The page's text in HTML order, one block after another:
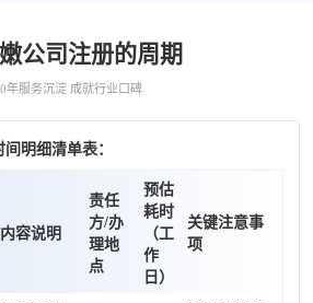
公司注册的周期
年服务沉淀 成就行业口碑
明细清单表：
容说明
责任
方/办
理地
点
预估
耗时
（工
作
日）
关键注意事
项